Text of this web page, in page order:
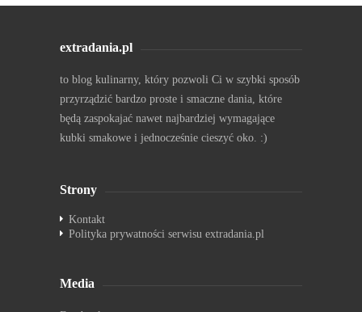
extradania.pl
to blog kulinarny, który pozwoli Ci w szybki sposób
przyrządzić bardzo proste i smaczne dania, które
będą zaspokajać nawet najbardziej wymagające
kubki smakowe i jednocześnie cieszyć oko. :)
Strony
Kontakt
Polityka prywatności serwisu extradania.pl
Media